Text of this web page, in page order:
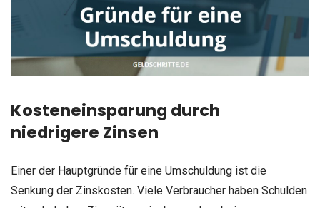
Kosteneinsparung durch
niedrigere Zinsen
Einer der Hauptgründe für eine Umschuldung ist die
Senkung der Zinskosten. Viele Verbraucher haben Schulden